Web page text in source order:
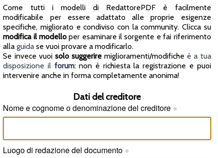
Come tutti i modelli di RedattorePDF è facilmente
modificabile per essere adattato alle proprie esigenze
specifiche, migliorato e condiviso con la community. Clicca su
modifica il modello per esaminare il sorgente e fai riferimento
allaguida se vuoi provare a modificarlo.
Se invece vuoi solo suggeriremiglioramenti/modifiche è a tua
disposizione il forum: non è richiesta la registrazione e puoi
intervenire anche in forma completamente anonima!
Dati del creditore
Nome e cognome o denominazione del creditore ●
Luogo di redazione del documento ●